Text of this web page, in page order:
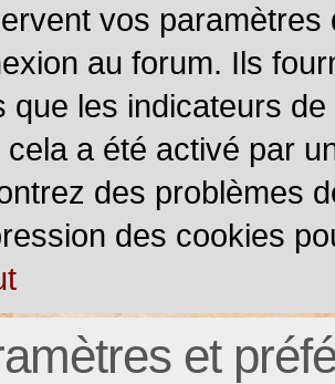
vos paramètres
au forum. Ils
que les indicateurs
cela a été activé par
des problèmes
des cookies
et